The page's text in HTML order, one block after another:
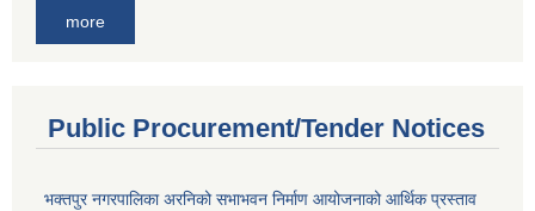
more
Public Procurement/Tender Notices
भक्तपुर नगरपालिका अरनिको सभाभवन निर्माण आयोजनाको आर्थिक प्रस्ताव